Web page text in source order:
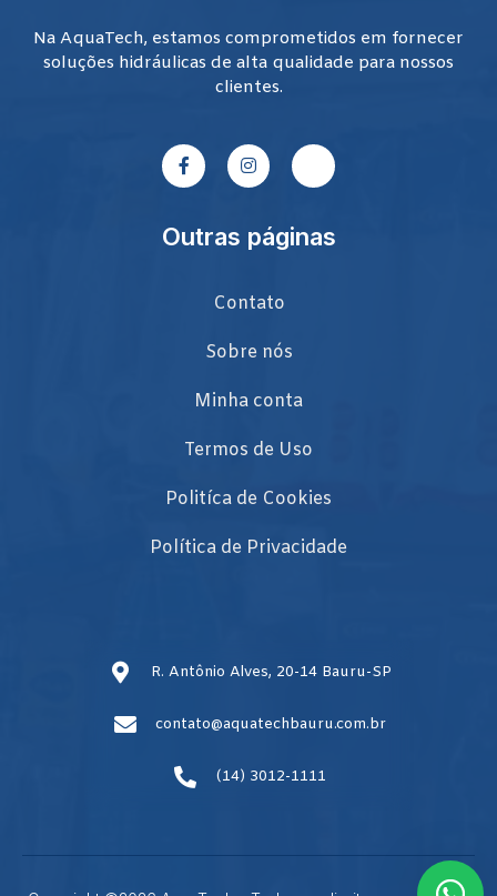
Na AquaTech, estamos comprometidos em fornecer
soluções hidráulicas de alta qualidade para nossos
clientes.
Outras páginas
Contato
Sobre nós
Minha conta
Termos de Uso
Politíca de Cookies
Política de Privacidade
R. Antônio Alves, 20-14 Bauru-SP
contato@aquatechbauru.com.br
(14) 3012-1111